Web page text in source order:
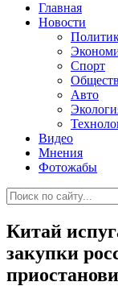
Главная
Новости
Спорт
Авто
Видео
Мнения
Фотожабы
Китай
закупки